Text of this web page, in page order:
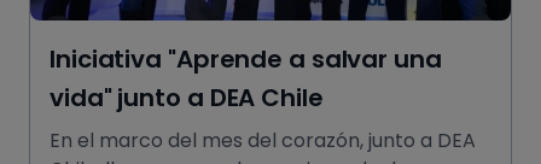
Iniciativa "Aprende a salvar una
vida" junto a DEA Chile
En el marco del mes del corazón, junto a DEA